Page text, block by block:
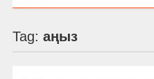
Tag: аңыз